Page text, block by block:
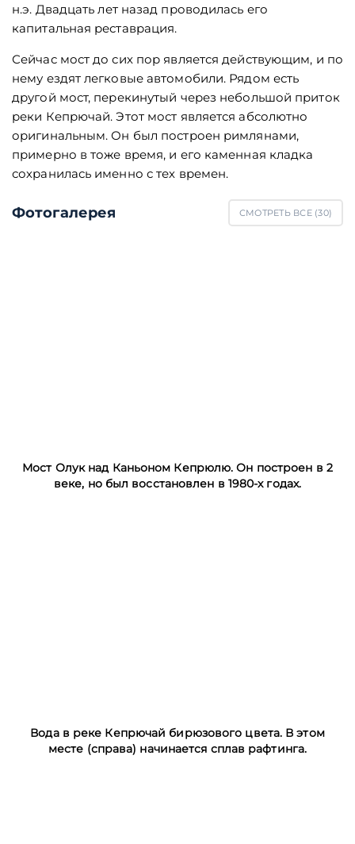
н.э. Двадцать лет назад проводилась его
капитальная реставрация.
Сейчас мост до сих пор является действующим, и по
нему ездят легковые автомобили. Рядом есть
другой мост, перекинутый через небольшой приток
реки Кепрючай. Этот мост является абсолютно
оригинальным. Он был построен римлянами,
примерно в тоже время, и его каменная кладка
сохранилась именно с тех времен.
Фотогалерея СМОТРЕТЬ ВСЕ (30)
Мост Олук над Каньоном Кепрюлю. Он построен в 2
веке, но был восстановлен в 1980-х годах.
Вода в реке Кепрючай бирюзового цвета. В этом
месте (справа) начинается сплав рафтинга.